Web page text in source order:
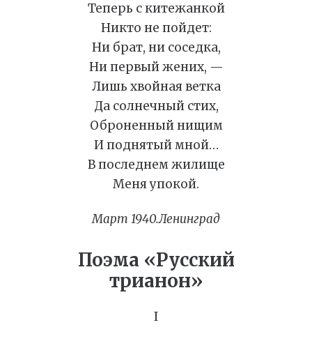
Теперь с китежанкой
Никто не пойдет:
Ни брат, ни соседка,
Ни первый жених, —
Лишь хвойная ветка
Да солнечный стих,
Оброненный нищим
И поднятый мной…
В последнем жилище
Меня упокой.
Март 1940.Ленинград
Поэма «Русский
трианон»
I